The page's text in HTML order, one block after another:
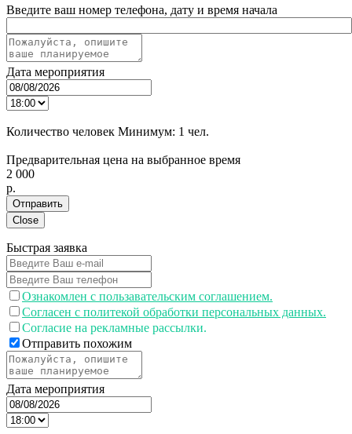
Введите ваш номер телефона, дату и время начала
Дата мероприятия
Количество человек Минимум: 1 чел.
Предварительная цена на выбранное время
2 000
p.
Отправить
Close
Быстрая заявка
Ознакомлен с пользавательским соглашением.
Согласен с политекой обработки персональных данных.
Согласие на рекламные рассылки.
Отправить похожим
Дата мероприятия